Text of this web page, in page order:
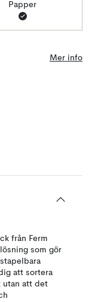
Papper
Mer info
från Ferm
som gör
att sortera
utan att det